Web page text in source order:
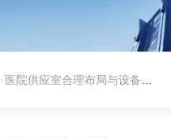
医院供应室合理布局与设备布置